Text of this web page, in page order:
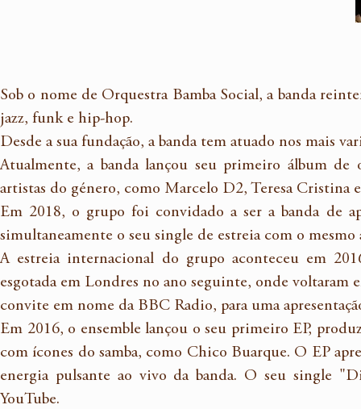
Sob o nome de Orquestra Bamba Social, a banda
jazz, funk e hip-hop.
Desde a sua fundação, a banda tem atuado nos mais
Atualmente, a banda lançou seu primeiro álbum
artistas do género, como Marcelo D2, Teresa Cristina
Em 2018, o grupo foi convidado a ser a banda de
simultaneamente o seu single de estreia com o mesmo
A estreia internacional do grupo aconteceu em
esgotada em Londres no ano seguinte, onde
convite em nome da BBC Radio, para uma
Em 2016, o ensemble lançou o seu primeiro EP,
com ícones do samba, como Chico Buarque. O EP
energia pulsante ao vivo da banda. O seu single
YouTube.